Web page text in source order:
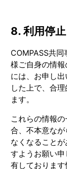
8. 利用停
COMPASS共
様ご自身の情
には、お申し
した上で、合
ます。
これらの情報
合、不本意な
なくなること
すようお願い
有しておりま